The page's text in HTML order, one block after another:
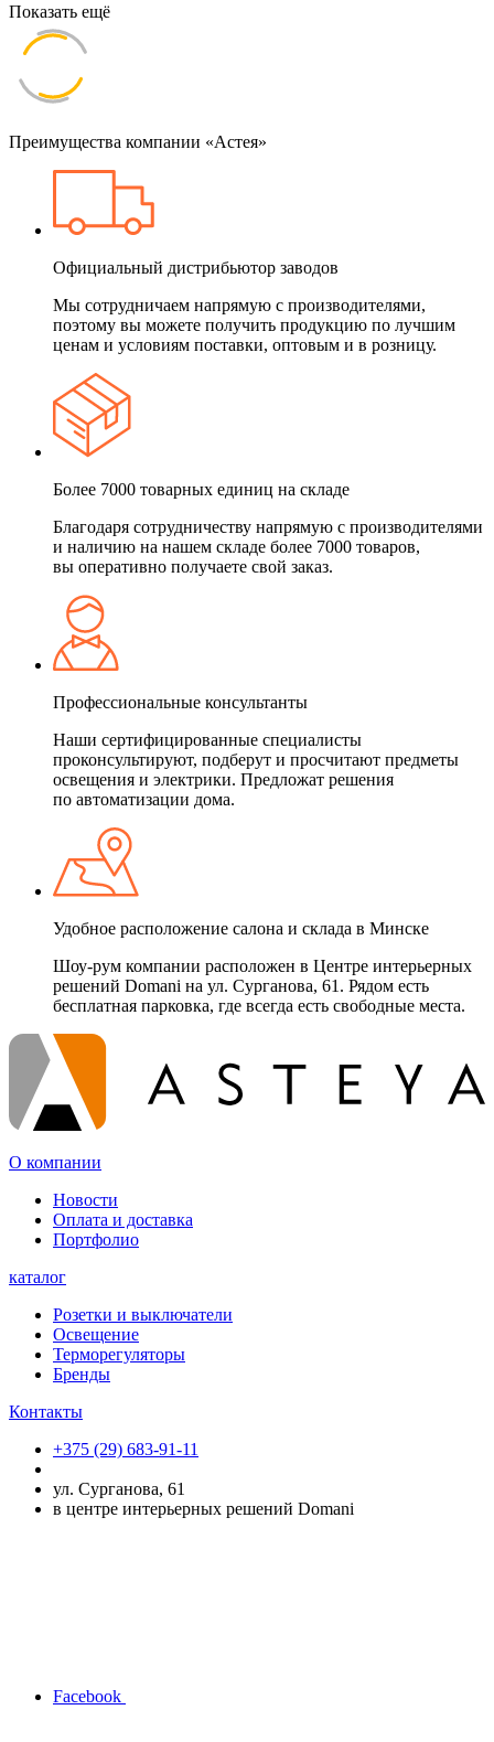
Показать ещё
Преимущества компании «Астея»
Официальный дистрибьютор заводов
Мы сотрудничаем напрямую с производителями,
поэтому вы можете получить продукцию по лучшим
ценам и условиям поставки, оптовым и в розницу.
Более 7000 товарных единиц на складе
Благодаря сотрудничеству напрямую с производителями
и наличию на нашем складе более 7000 товаров,
вы оперативно получаете свой заказ.
Профессиональные консультанты
Наши сертифицированные специалисты
проконсультируют, подберут и просчитают предметы
освещения и электрики. Предложат решения
по автоматизации дома.
Удобное расположение салона и склада в Минске
Шоу-рум компании расположен в Центре интерьерных
решений Domani на ул. Сурганова, 61. Рядом есть
бесплатная парковка, где всегда есть свободные места.
О компании
Новости
Оплата и доставка
Портфолио
каталог
Розетки и выключатели
Освещение
Терморегуляторы
Бренды
Контакты
+375 (29) 683-91-11
ул. Сурганова, 61
в центре интерьерных решений Domani
Facebook